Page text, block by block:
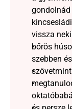
vissza
bőrös
szebben